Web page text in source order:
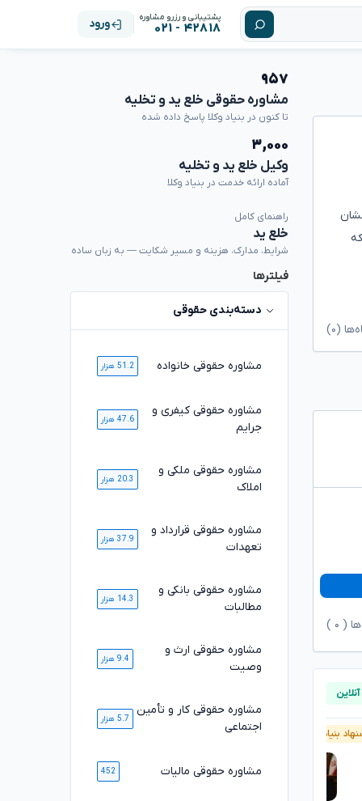
پشتیبانی و رزرو مشاوره
۴۲۸۱۸ - ۰۲۱ ورود
(۰)
( ۰
بنیاد وکلا
۹۵۷
مشاوره حقوقی خلع ید و تخلیه
تا کنون در بنیاد وکلا پاسخ داده شده
۳,۰۰۰
وکیل خلع ید و تخلیه
آماده ارائه خدمت در بنیاد وکلا
راهنمای کامل
خلع ید
شرایط، مدارک، هزینه و مسیر شکایت — به زبان ساده
فیلترها
دسته‌بندی حقوقی
مشاوره حقوقی خانواده 51.2 هزار
مشاوره حقوقی کیفری و
جرایم
47.6 هزار
مشاوره حقوقی ملکی و
املاک
20.3 هزار
مشاوره حقوقی قرارداد و
تعهدات
37.9 هزار
مشاوره حقوقی بانکی و
مطالبات
14.3 هزار
مشاوره حقوقی ارث و
وصیت
9.4 هزار
مشاوره حقوقی کار و تأمین
اجتماعی
5.7 هزار
مشاوره حقوقی مالیات 452